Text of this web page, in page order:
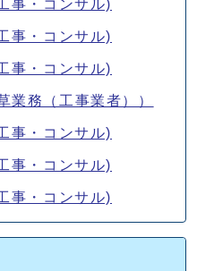
事・コンサル)
事・コンサル)
事・コンサル)
業務（工事業者））
事・コンサル)
事・コンサル)
事・コンサル)